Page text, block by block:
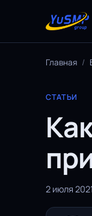
Главная /
СТАТЬИ
2 июля 2021